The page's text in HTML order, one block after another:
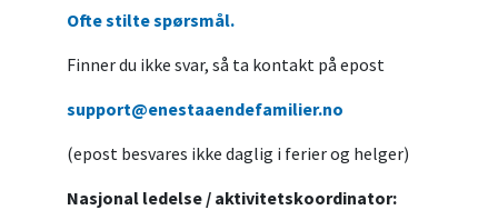
Ofte stilte spørsmål.
Finner du ikke svar, så ta kontakt på epost
support@enestaaendefamilier.no
(epost besvares ikke daglig i ferier og helger)
Nasjonal ledelse / aktivitetskoordinator: